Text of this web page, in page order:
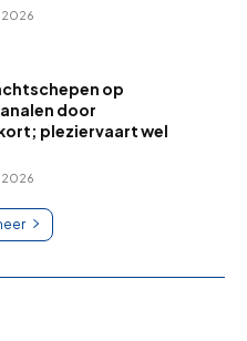
2026
op
door
pleziervaart wel
2026